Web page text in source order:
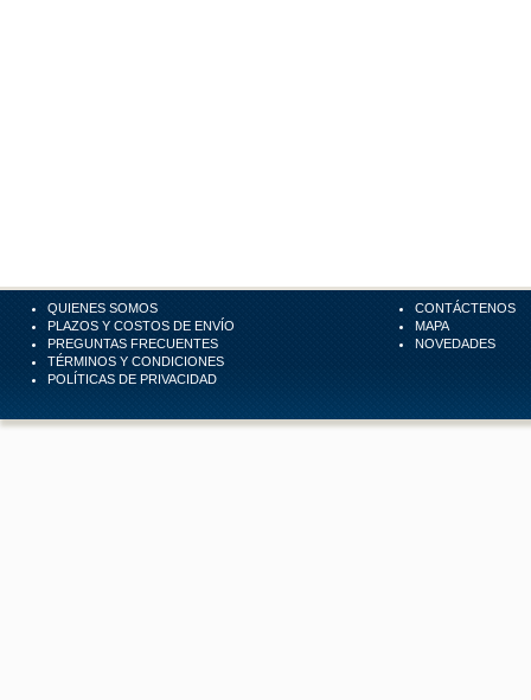
QUIENES SOMOS
PLAZOS Y COSTOS DE ENVÍO
PREGUNTAS FRECUENTES
TÉRMINOS Y CONDICIONES
POLÍTICAS DE PRIVACIDAD
CONTÁCTENOS
MAPA
NOVEDADES